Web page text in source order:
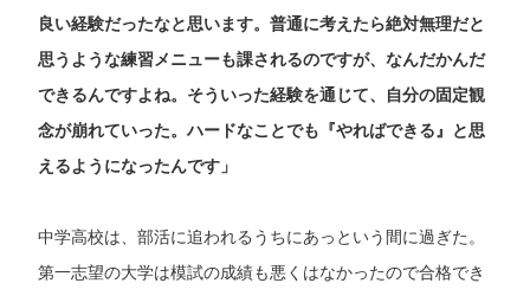
良い経験だったなと思います。普通に考えたら絶対無理だと
思うような練習メニューも課されるのですが、なんだかんだ
できるんですよね。そういった経験を通じて、自分の固定観
念が崩れていった。ハードなことでも『やればできる』と思
えるようになったんです」
中学高校は、部活に追われるうちにあっという間に過ぎた。
第一志望の大学は模試の成績も悪くはなかったので合格でき